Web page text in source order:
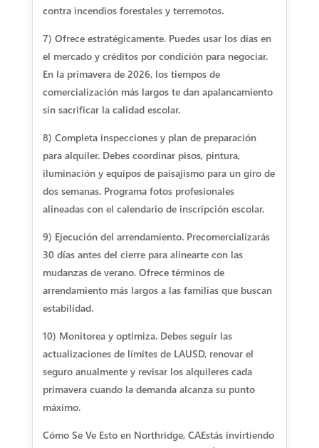
contra incendios forestales y terremotos.
7) Ofrece estratégicamente. Puedes usar los días en
el mercado y créditos por condición para negociar.
En la primavera de 2026, los tiempos de
comercialización más largos te dan apalancamiento
sin sacrificar la calidad escolar.
8) Completa inspecciones y plan de preparación
para alquiler. Debes coordinar pisos, pintura,
iluminación y equipos de paisajismo para un giro de
dos semanas. Programa fotos profesionales
alineadas con el calendario de inscripción escolar.
9) Ejecución del arrendamiento. Precomercializarás
30 días antes del cierre para alinearte con las
mudanzas de verano. Ofrece términos de
arrendamiento más largos a las familias que buscan
estabilidad.
10) Monitorea y optimiza. Debes seguir las
actualizaciones de límites de LAUSD, renovar el
seguro anualmente y revisar los alquileres cada
primavera cuando la demanda alcanza su punto
máximo.
Cómo Se Ve Esto en Northridge, CAEstás invirtiendo